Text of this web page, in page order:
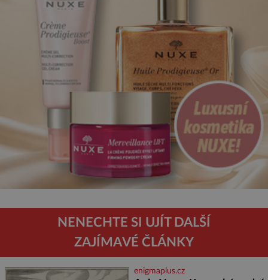
NENECHTE SI UJÍT DALŠÍ
ZAJÍMAVÉ ČLÁNKY
enigmaplus.cz